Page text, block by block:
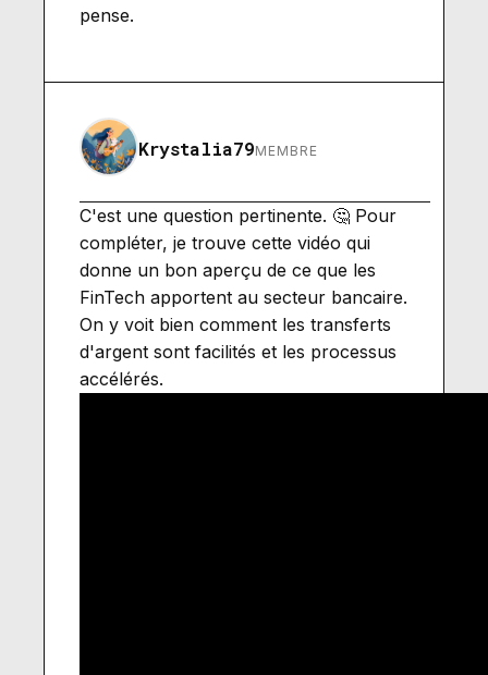
pense.
Krystalia79MEMBRE
C'est une question pertinente. 🤔 Pour
compléter, je trouve cette vidéo qui
donne un bon aperçu de ce que les
FinTech apportent au secteur bancaire.
On y voit bien comment les transferts
d'argent sont facilités et les processus
accélérés.